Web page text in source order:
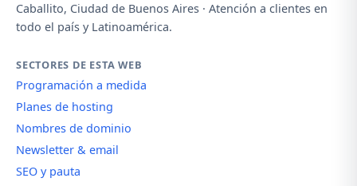
Caballito, Ciudad de Buenos Aires · Atención a clientes en
todo el país y Latinoamérica.
SECTORES DE ESTA WEB
Programación a medida
Planes de hosting
Nombres de dominio
Newsletter & email
SEO y pauta